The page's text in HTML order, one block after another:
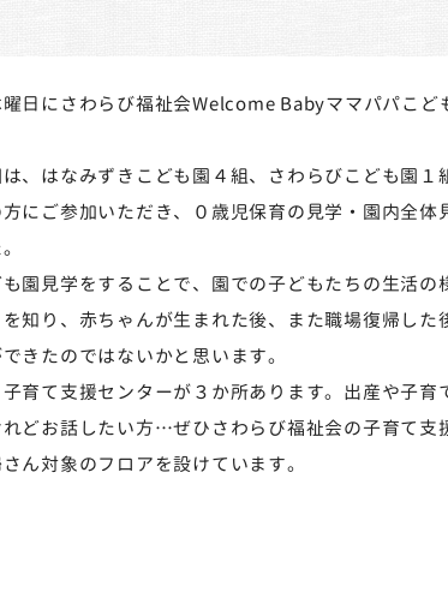
日にさわらび福祉会Welcome Babyママパパこど
、はなみずきこども園４組、さわらびこども園１
にご参加いただき、０歳児保育の見学・園内全体
園見学をすることで、園での子どもたちの生活の
知り、赤ちゃんが生まれた後、また職場復帰した
きたのではないかと思います。
育て支援センターが３か所あります。出産や子育
どお話したい方…ぜひさわらび福祉会の子育て支
ん対象のフロアを設けています。